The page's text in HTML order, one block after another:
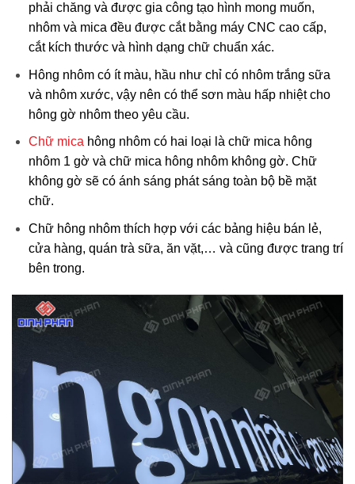
phải chăng và được gia công tạo hình mong muốn,
nhôm và mica đều được cắt bằng máy CNC cao cấp,
cắt kích thước và hình dạng chữ chuẩn xác.
Hông nhôm có ít màu, hầu như chỉ có nhôm trắng sữa
và nhôm xước, vậy nên có thể sơn màu hấp nhiệt cho
hông gờ nhôm theo yêu cầu.
Chữ mica hông nhôm có hai loại là chữ mica hông
nhôm 1 gờ và chữ mica hông nhôm không gờ. Chữ
không gờ sẽ có ánh sáng phát sáng toàn bộ bề mặt
chữ.
Chữ hông nhôm thích hợp với các bảng hiệu bán lẻ,
cửa hàng, quán trà sữa, ăn vặt,… và cũng được trang trí
bên trong.